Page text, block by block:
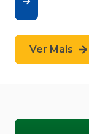
Ver Mais